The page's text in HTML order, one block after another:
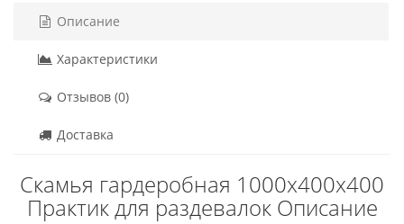
Описание
Характеристики
Отзывов (0)
Доставка
Скамья гардеробная 1000x400x400
Практик для раздевалок Описание